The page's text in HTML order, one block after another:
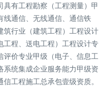
有工程勘察（工程测量）甲
通信、无线通信、通信铁
行业（建筑工程）工程设计
程、送电工程）工程设计专
价专业甲级（电子、信息工
统集成企业服务能力甲级资
工程施工总承包壹级资质。